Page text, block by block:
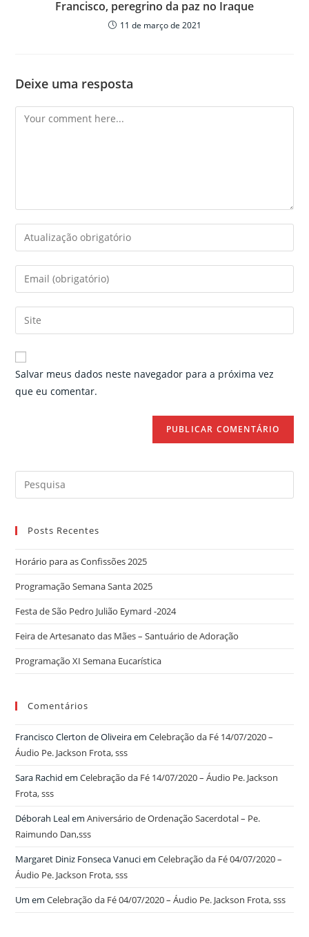
Francisco, peregrino da paz no Iraque
11 de março de 2021
Deixe uma resposta
Comment
Enter
your
name
comment
Enter
your
email
address
comment
Enter
your
website
URL
Salvar meus dados neste navegador para a próxima vez
que eu comentar.
Search
for:
Posts Recentes
Horário para as Confissões 2025
Programação Semana Santa 2025
Festa de São Pedro Julião Eymard -2024
Feira de Artesanato das Mães – Santuário de Adoração
Programação XI Semana Eucarística
Comentários
Francisco Clerton de OliveiraemCelebração da Fé 14/07/2020 –
Áudio Pe. Jackson Frota, sss
Sara Rachid emCelebração da Fé 14/07/2020 – Áudio Pe. Jackson
Frota, sss
Déborah LealemAniversário de Ordenação Sacerdotal – Pe.
Raimundo Dan,sss
Margaret Diniz Fonseca VanuciemCelebração da Fé 04/07/2020 –
Áudio Pe. Jackson Frota, sss
Um emCelebração da Fé 04/07/2020 – Áudio Pe. Jackson Frota, sss